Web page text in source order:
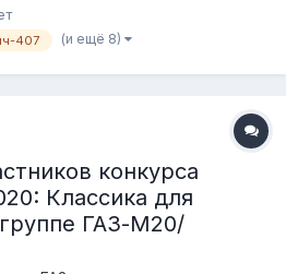
судьями будут
конкурса: 1. Транспортное
407 (и ещё 8)
конкурса
Классика для
ГАЗ-М20/